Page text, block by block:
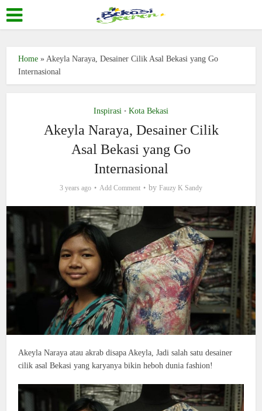
Home »Akeyla Naraya, Desainer Cilik Asal Bekasi yang Go
Internasional
Inspirasi • Kota Bekasi
Akeyla Naraya, Desainer Cilik
Asal Bekasi yang Go
Internasional
3 years ago Add Comment by Fauzy K Sandy
Akeyla Naraya atau akrab disapa Akeyla, Jadi salah satu desainer
cilik asal Bekasi yang karyanya bikin heboh dunia fashion!